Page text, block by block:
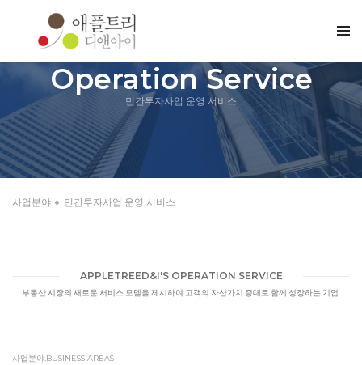
Operation Service
민간투자사업 운영 서비스
사업분야 민간투자사업 운영 서비스
APPLETREED&I'S OPERATION SERVICE
부동산 시장의 새로운 서비스 모델을 제시하여 고객의 자산가치 증대로 함께 성장하는 기업.
사업분야.BUSINESS AREAS